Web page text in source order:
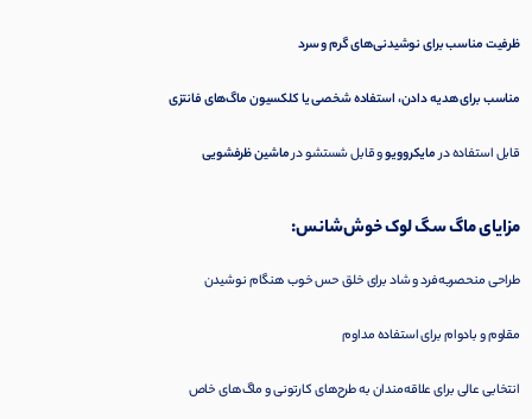
ظرفیت مناسب برای نوشیدنی‌های گرم و سرد
مناسب برای هدیه دادن، استفاده شخصی یا کلکسیون ماگ‌های فانتزی
قابل استفاده درمایکروویوو قابل شستشو درماشین ظرفشویی
مزایای ماگ سگ لوک خوش‌شانس:
طراحی منحصربه‌فرد و شاد برای خلق حس خوب هنگام نوشیدن
مقاوم و بادوام برای استفاده مداوم
انتخابی عالی برای علاقه‌مندان به طرح‌های کارتونی و ماگ‌های خاص